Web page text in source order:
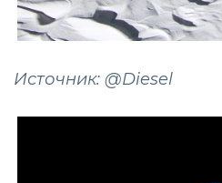
Источник: @Diesel